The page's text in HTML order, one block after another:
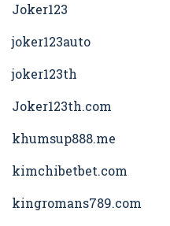
Joker123
joker123auto
joker123th
Joker123th.com
khumsup888.me
kimchibetbet.com
kingromans789.com